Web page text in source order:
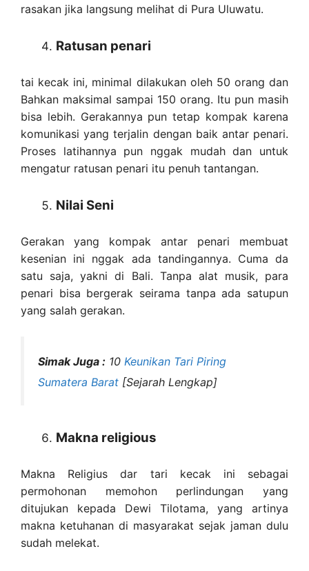
rasakan jika langsung melihat di Pura Uluwatu.
Ratusan penari
tai kecak ini, minimal dilakukan oleh 50 orang dan
Bahkan maksimal sampai 150 orang. Itu pun masih
bisa lebih. Gerakannya pun tetap kompak karena
komunikasi yang terjalin dengan baik antar penari.
Proses latihannya pun nggak mudah dan untuk
mengatur ratusan penari itu penuh tantangan.
Nilai Seni
Gerakan yang kompak antar penari membuat
kesenian ini nggak ada tandingannya. Cuma da
satu saja, yakni di Bali. Tanpa alat musik, para
penari bisa bergerak seirama tanpa ada satupun
yang salah gerakan.
Simak Juga : 10 Keunikan Tari Piring
Sumatera Barat [Sejarah Lengkap]
Makna religious
Makna Religius dar tari kecak ini sebagai
permohonan memohon perlindungan yang
ditujukan kepada Dewi Tilotama, yang artinya
makna ketuhanan di masyarakat sejak jaman dulu
sudah melekat.